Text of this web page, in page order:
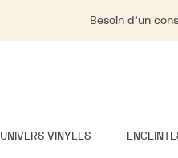
Besoin d'un
UNIVERS VINYLES